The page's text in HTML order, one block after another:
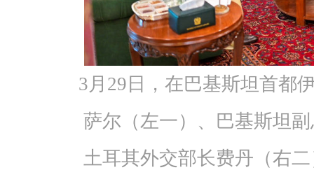
3月29日，在巴基斯坦首都
萨尔（左一）、巴基斯坦
土耳其外交部长费丹（右